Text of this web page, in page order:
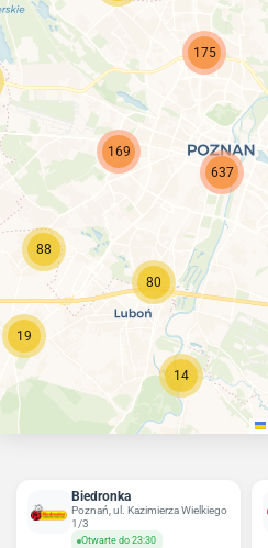
14
19
637
175
80
169
88
Biedronka
Poznań, ul. Kazimierza Wielkiego
1/3
Otwarte do 23:30